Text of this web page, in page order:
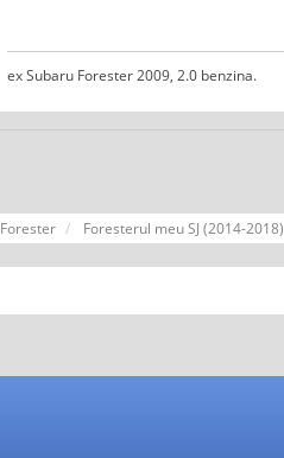
ex Subaru Forester 2009, 2.0 benzina.
Forester Foresterul meu SJ (2014-2018)